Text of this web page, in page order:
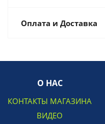
Оплата и Доставка
О НАС
КОНТАКТЫ МАГАЗИНА
ВИДЕО